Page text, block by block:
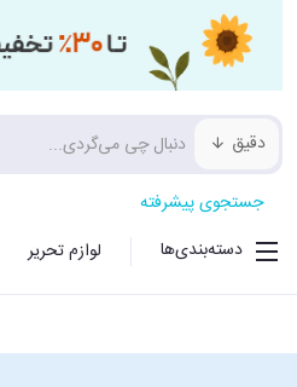
دقیق
جستجوی پیشرفته
دسته‌بندی‌ها
لوازم تحریر